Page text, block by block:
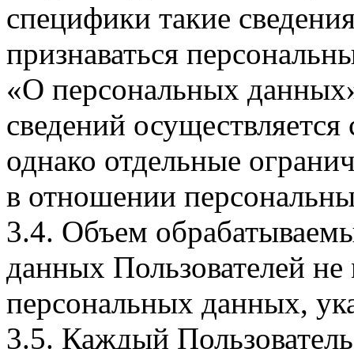
специфики такие
признаваться
«О персональных
сведений
однако отдельные
в отношении
3.4. Объем
данных Пользователей
персональных данных,
3.5. Каждый